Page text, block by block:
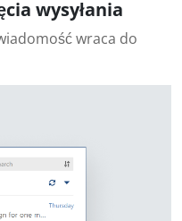
wysyłania
wraca do